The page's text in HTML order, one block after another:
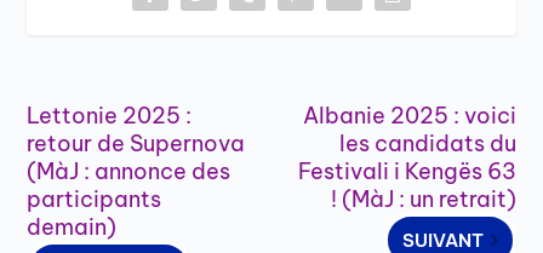
Lettonie 2025 :
retour de Supernova
(MàJ : annonce des
participants
demain)
Albanie 2025 : voici
les candidats du
Festivali i Kengës 63
! (MàJ : un retrait)
SUIVANT